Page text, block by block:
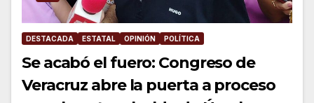
DESTACADA ESTATAL OPINIÓN POLÍTICA
Se acabó el fuero: Congreso de
Veracruz abre la puerta a proceso